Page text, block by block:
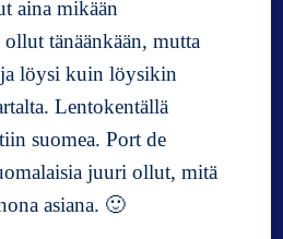
aina mikään
ollut tänäänkään, mutta
löysi kuin löysikin
Lentokentällä
suomea. Port de
juuri ollut, mitä
asiana. 🙂